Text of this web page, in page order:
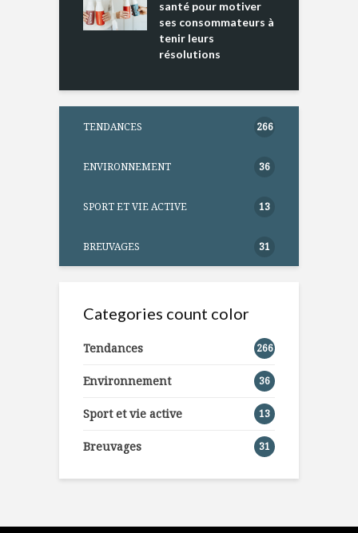
santé pour motiver
ses consommateurs à
tenir leurs
résolutions
TENDANCES 266
ENVIRONNEMENT 36
SPORT ET VIE ACTIVE 13
BREUVAGES 31
Categories count color
Tendances 266
Environnement 36
Sport et vie active 13
Breuvages 31